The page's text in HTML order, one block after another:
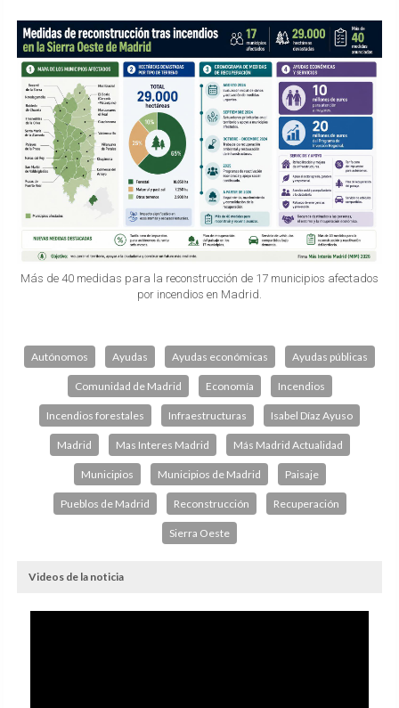
Más de 40 medidas para la reconstrucción de 17 municipios afectados
por incendios en Madrid.
Autónomos Ayudas Ayudas económicas Ayudas públicas
Comunidad de Madrid Economía Incendios
Incendios forestales Infraestructuras Isabel Díaz Ayuso
Madrid Mas Interes Madrid Más Madrid Actualidad
Municipios Municipios de Madrid Paisaje
Pueblos de Madrid Reconstrucción Recuperación
Sierra Oeste
Videos de la noticia